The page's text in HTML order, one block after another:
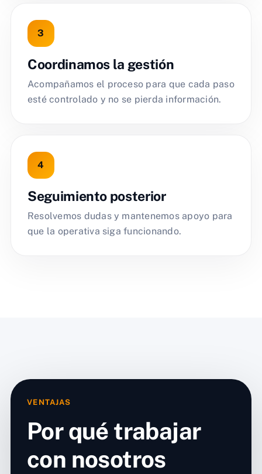
Coordinamos la gestión
Acompañamos el proceso para que cada paso
esté controlado y no se pierda información.
Seguimiento posterior
Resolvemos dudas y mantenemos apoyo para
que la operativa siga funcionando.
VENTAJAS
Por qué trabajar
con nosotros